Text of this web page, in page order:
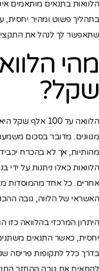
בתהליך פשוט ומהיר
שתאפשר לך לנהל את
שקל?
הלוואה עד 100
מגוונים. מדובר בסכום
מהותיות, אך לא בהכרח
הלוואות כאלו ניתנות על ידי
אחרים. כל אחד מהמוסדות
האשראי של הלווה, גובה
היתרון המרכזי בהלוואה
יחסית, כאשר התנאים
בדרך כלל לתקופות פריסה